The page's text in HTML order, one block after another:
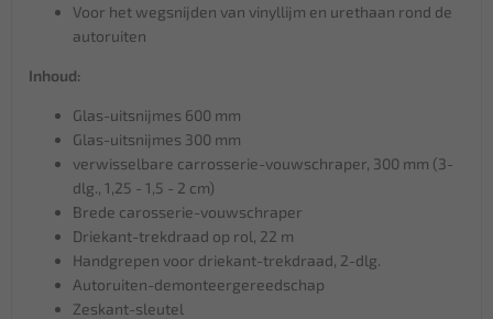
Voor het wegsnijden van vinyllijm en urethaan rond de
autoruiten
Inhoud:
Glas-uitsnijmes 600 mm
Glas-uitsnijmes 300 mm
verwisselbare carrosserie-vouwschraper, 300 mm (3-
dlg., 1,25 - 1,5 - 2 cm)
Brede carosserie-vouwschraper
Driekant-trekdraad op rol, 22 m
Handgrepen voor driekant-trekdraad, 2-dlg.
Autoruiten-demonteergereedschap
Zeskant-sleutel